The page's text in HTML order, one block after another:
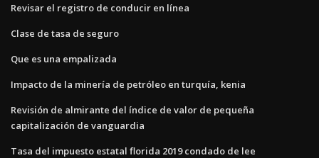
Revisar el registro de conducir en línea
Clase de tasa de seguro
Que es una empalizada
Impacto de la minería de petróleo en turquía, kenia
Revisión de almirante del índice de valor de pequeña
capitalización de vanguardia
Tasa del impuesto estatal florida 2019 condado de lee